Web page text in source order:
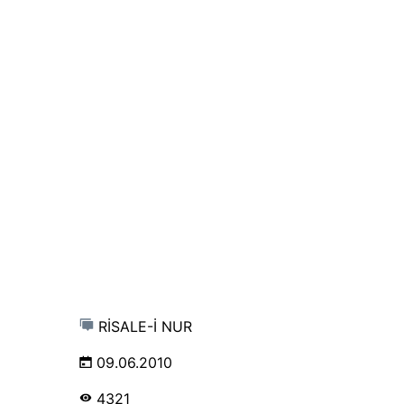
RİSALE-İ NUR
09.06.2010
4321